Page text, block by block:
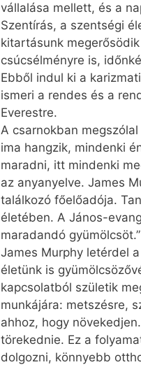
vállalása mellett, és a
Szentírás, a szentségi
kitartásunk
csúcsélményre is,
Ebből indul ki a
ismeri a rendes és a
Everestre.
A csarnokban
ima hangzik, mindenki
maradni, itt mindenki
az anyanyelve. James
találkozó főelőadója.
életében. A János-
maradandó gyümölcsöt.”
James Murphy letérdel
életünk is
kapcsolatból születik
munkájára: metszésre,
ahhoz, hogy
törekednie. Ez a
dolgozni, könnyebb